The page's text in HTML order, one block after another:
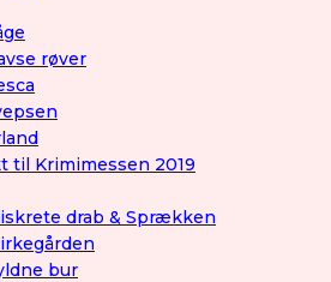
røver
til Krimimessen 2019
drab & Sprækken
bur